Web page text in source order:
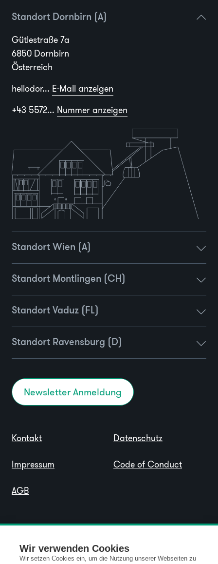
Wir verwenden Cookies
Wir setzen Cookies ein, um die Nutzung unserer Webseiten zu
Standort Dornbirn (A)
Gütlestraße 7a
6850 Dornbirn
Österreich
hellodor... E-Mail anzeigen
+43 5572... Nummer anzeigen
Standort Wien (A)
Standort Montlingen (CH)
Standort Vaduz (FL)
Standort Ravensburg (D)
Newsletter Anmeldung
Kontakt
Impressum
AGB
Datenschutz
Code of Conduct